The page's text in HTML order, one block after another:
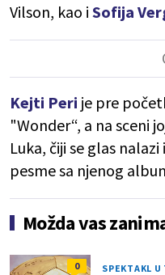
Vilson, kao i Sofija
Kejti Peri je pre
"Wonder“, a na sceni
Luka, čiji se glas
pesme sa njenog
Možda vas
0 SPEKTAKL